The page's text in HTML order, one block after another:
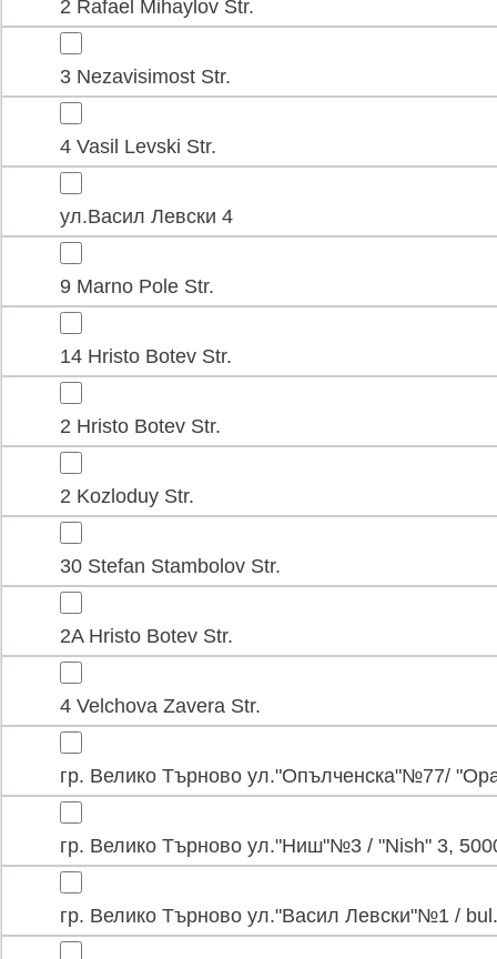
2 Rafael Mihaylov Str.
3 Nezavisimost Str.
4 Vasil Levski Str.
ул.Васил Левски 4
9 Marno Pole Str.
14 Hristo Botev Str.
2 Hristo Botev Str.
2 Kozloduy Str.
30 Stefan Stambolov Str.
2A Hristo Botev Str.
4 Velchova Zavera Str.
гр. Велико Търново ул."Опълченска"№77/
гр. Велико Търново ул."Ниш"№3 / "Nish" 3,
гр. Велико Търново ул."Васил Левски"№1 /